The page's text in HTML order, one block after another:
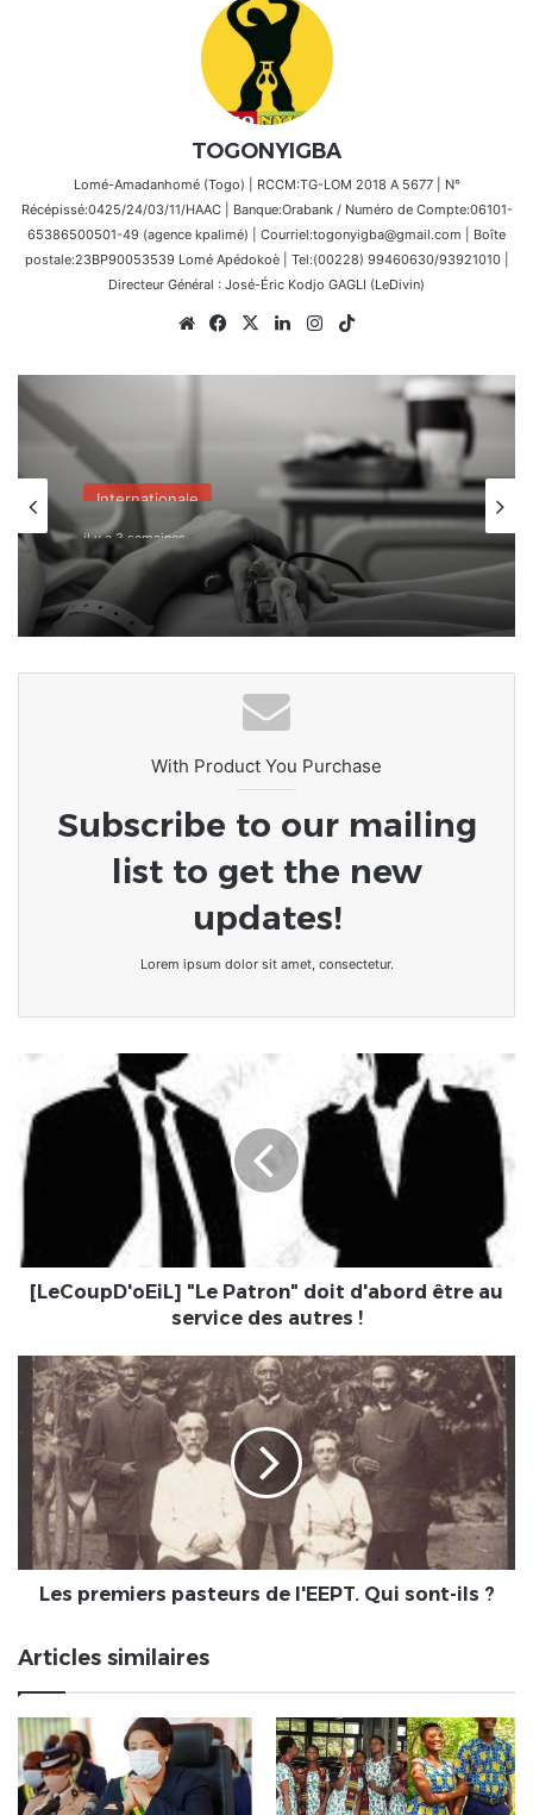
TOGONYIGBA
Lomé-Amadanhomé (Togo) | RCCM:TG-LOM 2018 A 5677 | N°
Récépissé:0425/24/03/11/HAAC | Banque:Orabank / Numéro de Compte:06101-
65386500501-49 (agence kpalimé) | Courriel:togonyigba@gmail.com | Boîte
postale:23BP90053539 Lomé Apédokoè | Tel:(00228) 99460630/93921010 |
Directeur Général : José-Éric Kodjo GAGLI (LeDivin)
WebsiteFacebook
X LinkedinInstagram
Internationale
il y a 3 semaines
France : l’Assemblée nationale
approuve « l’aide à mourir »
With Product You Purchase
Subscribe to our mailing
list to get the new
updates!
Lorem ipsum dolor sit amet, consectetur.
[LeCoupD'oEiL]
Patron"
doit
d'abord
des
autres
[LeCoupD'oEiL] "Le Patron" doit d'abord être au
service des autres !
Les
premiers
pasteurs
l'EEPT.
Qui
sont-
Les premiers pasteurs de l'EEPT. Qui sont-ils ?
Articles similaires